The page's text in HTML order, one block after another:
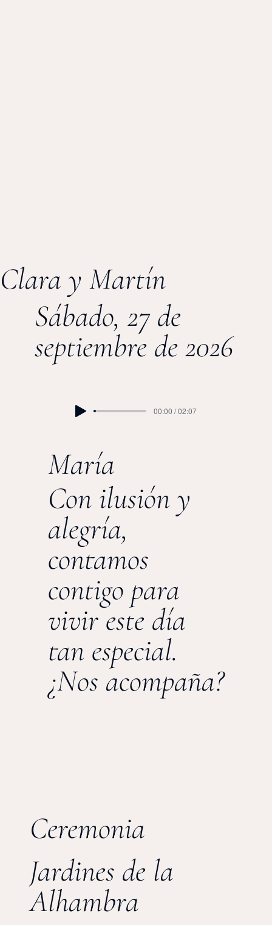
Clara y Martín
Sábado, 27 de
septiembre de 2026
00:00 / 02:07
María
Con ilusión y
alegría,
contamos
contigo para
vivir este día
tan especial.
¿Nos acompaña?
Ceremonia
Jardines de la
Alhambra